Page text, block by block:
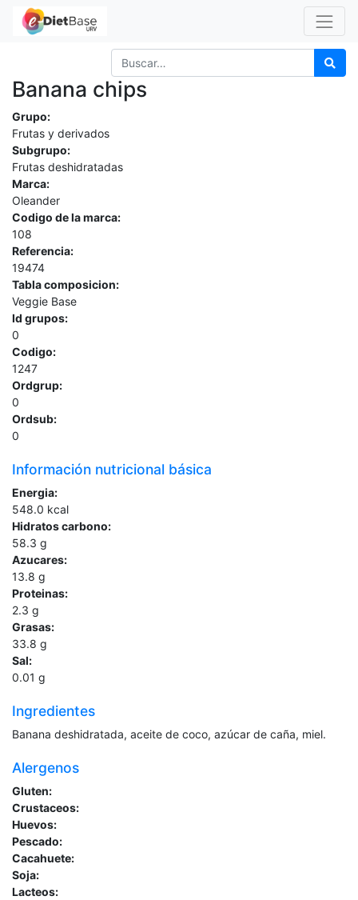
Banana chips
Grupo:
Frutas y derivados
Subgrupo:
Frutas deshidratadas
Marca:
Oleander
Codigo de la marca:
108
Referencia:
19474
Tabla composicion:
Veggie Base
Id grupos:
0
Codigo:
1247
Ordgrup:
0
Ordsub:
0
Información nutricional básica
Energia:
548.0 kcal
Hidratos carbono:
58.3 g
Azucares:
13.8 g
Proteinas:
2.3 g
Grasas:
33.8 g
Sal:
0.01 g
Ingredientes
Banana deshidratada, aceite de coco, azúcar de caña, miel.
Alergenos
Gluten:
Crustaceos:
Huevos:
Pescado:
Cacahuete:
Soja:
Lacteos: